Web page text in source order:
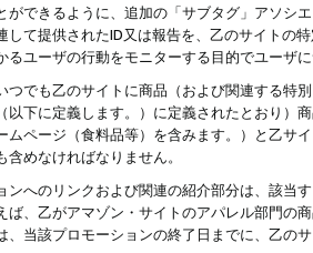
ができるように、追加の「サブタグ」アソシ
して提供されたID又は報告を、乙のサイトの
るユーザの行動をモニターする目的でユーザ
つでも乙のサイトに商品（および関連する特
以下に定義します。）に定義されたとおり
ムページ（食料品等）を含みます。）と乙サ
めなければなりません。
ンへのリンクおよび関連の紹介部分は、該当
ば、乙がアマゾン・サイトのアパレル部門の
、当該プロモーションの終了日までに、乙の